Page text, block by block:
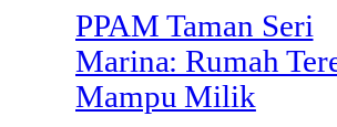
PPAM Taman Seri
Marina: Rumah
Mampu Milik